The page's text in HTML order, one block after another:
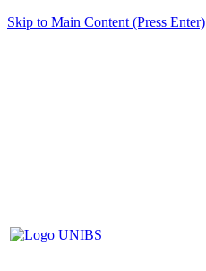
Skip to Main Content (Press Enter)